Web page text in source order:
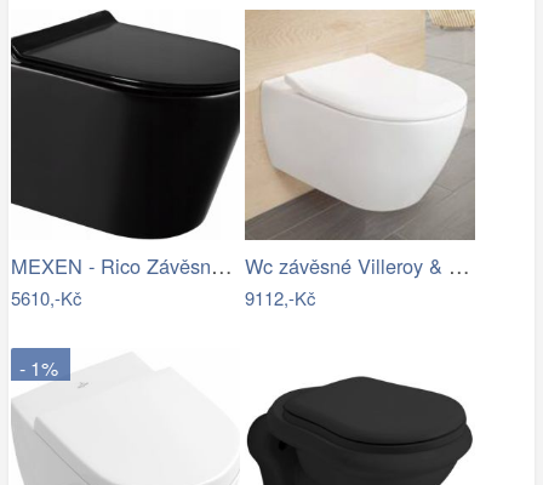
MEXEN - Rico Závěsná WC mísa Rimless…
5610,-Kč
Wc závěsné Villeroy & Boch Subway 2.0…
9112,-Kč
- 1%